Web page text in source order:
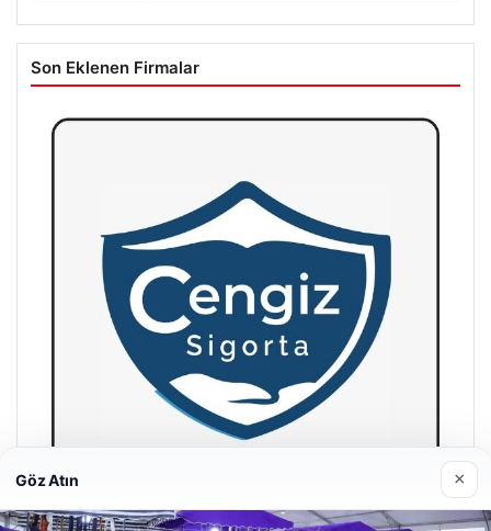
Son Eklenen Firmalar
Göz Atın ×